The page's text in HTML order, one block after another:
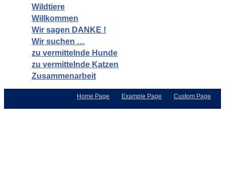
Wildtiere
Willkommen
Wir sagen DANKE !
Wir suchen …
zu vermittelnde Hunde
zu vermittelnde Katzen
Zusammenarbeit
Home Page Example Page Custom Page